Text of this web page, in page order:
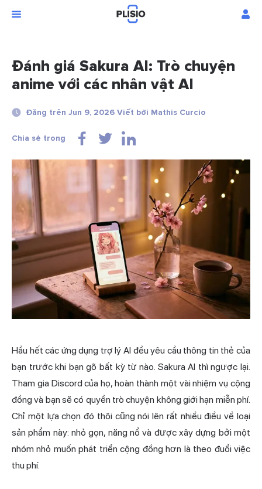
Đánh giá Sakura AI: Trò chuyện
anime với các nhân vật AI
Đăng trên Jun 9, 2026 Viết bởi Mathis Curcio
Chia sẻ trong
Hầu hết các ứng dụng trợ lý AI đều yêu cầu thông tin thẻ của
bạn trước khi bạn gõ bất kỳ từ nào. Sakura AI thì ngược lại.
Tham gia Discord của họ, hoàn thành một vài nhiệm vụ cộng
đồng và bạn sẽ có quyền trò chuyện không giới hạn miễn phí.
Chỉ một lựa chọn đó thôi cũng nói lên rất nhiều điều về loại
sản phẩm này: nhỏ gọn, năng nổ và được xây dựng bởi một
nhóm nhỏ muốn phát triển cộng đồng hơn là theo đuổi việc
thu phí.